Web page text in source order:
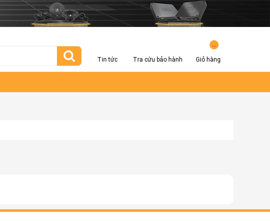
Tin tức Tra cứu bảo hành Giỏ hàng